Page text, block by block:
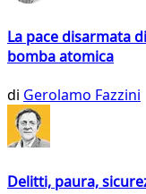
La pace disarmata
bomba atomica
di Gerolamo Fazzini
Delitti, paura,